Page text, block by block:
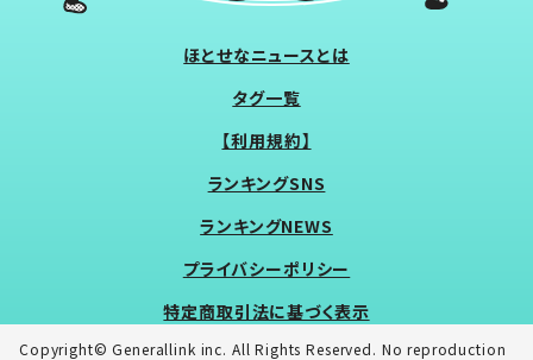
ほとせなニュースとは
タグ一覧
【利用規約】
ランキングSNS
ランキングNEWS
プライバシーポリシー
特定商取引法に基づく表示
Copyright© Generallink inc. All Rights Reserved. No reproduction